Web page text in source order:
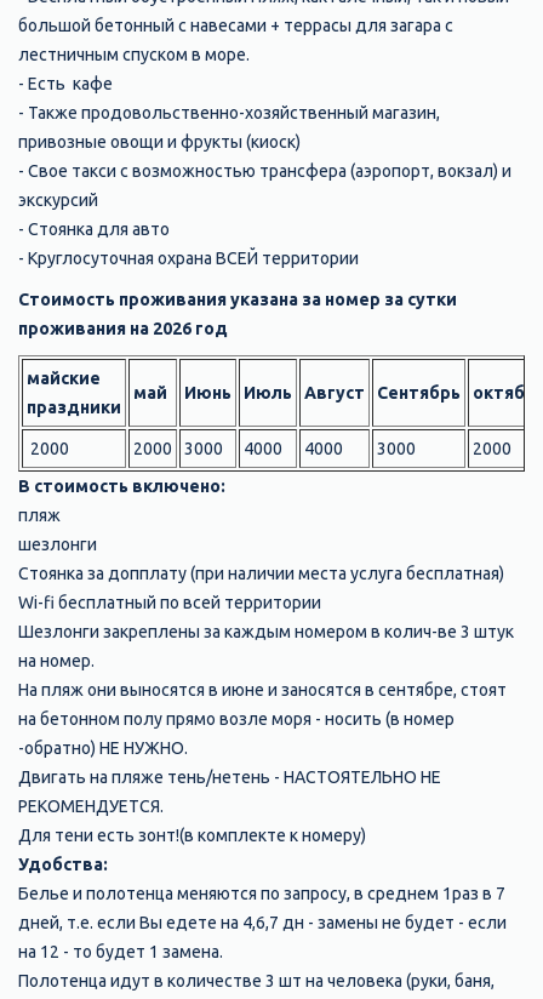
большой бетонный с навесами + террасы для загара с
лестничным спуском в море.
- Есть кафе
- Также продовольственно-хозяйственный магазин,
привозные овощи и фрукты (киоск)
- Свое такси с возможностью трансфера (аэропорт, вокзал) и
экскурсий
- Стоянка для авто
- Круглосуточная охрана ВСЕЙ территории
Стоимость проживания указана за номер за сутки
проживания на 2026 год
майские
праздники
май Июнь Июль Август Сентябрь
2000 2000 3000 4000 4000 3000
2000
В стоимость включено:
пляж
шезлонги
Стоянка за допплату (при наличии места услуга бесплатная)
Wi-fi бесплатный по всей территории
Шезлонги закреплены за каждым номером в колич-ве 3 штук
на номер.
На пляж они выносятся в июне и заносятся в сентябре, стоят
на бетонном полу прямо возле моря - носить (в номер
-обратно) НЕ НУЖНО.
Двигать на пляже тень/нетень - НАСТОЯТЕЛЬНО НЕ
РЕКОМЕНДУЕТСЯ.
Для тени есть зонт!(в комплекте к номеру)
Удобства:
Белье и полотенца меняются по запросу, в среднем 1раз в 7
дней, т.е. если Вы едете на 4,6,7 дн - замены не будет - если
на 12 - то будет 1 замена.
Полотенца идут в количестве 3 шт на человека (руки, баня,